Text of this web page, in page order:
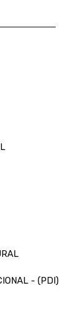
- (PDI)